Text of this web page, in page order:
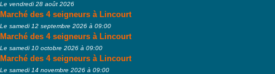
Le vendredi 28 août 2026
Marché des 4 seigneurs à Lincourt
Le samedi 12 septembre 2026 à 09:00
Marché des 4 seigneurs à Lincourt
Le samedi 10 octobre 2026 à 09:00
Marché des 4 seigneurs à Lincourt
Le samedi 14 novembre 2026 à 09:00